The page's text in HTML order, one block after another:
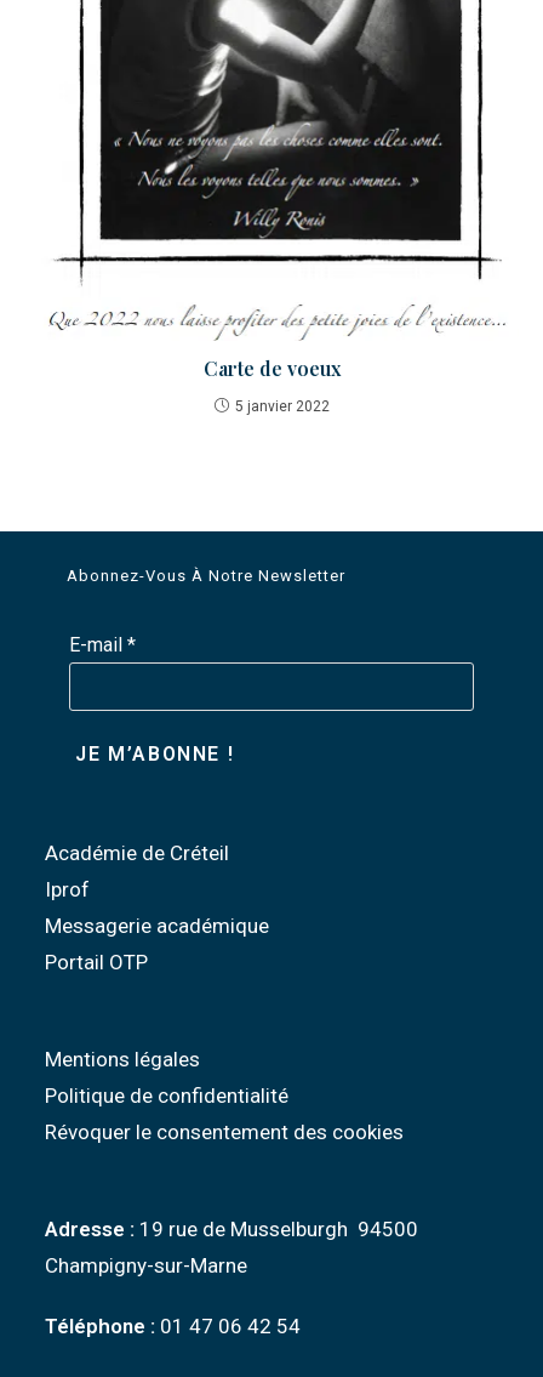
Carte de voeux
5 janvier 2022
Abonnez-Vous À Notre Newsletter
E-mail*
Académie de Créteil
Iprof
Messagerie académique
Portail OTP
Mentions légales
Politique de confidentialité
Révoquer le consentement des cookies
Adresse : 19 rue de Musselburgh 94500
Champigny-sur-Marne
Téléphone : 01 47 06 42 54